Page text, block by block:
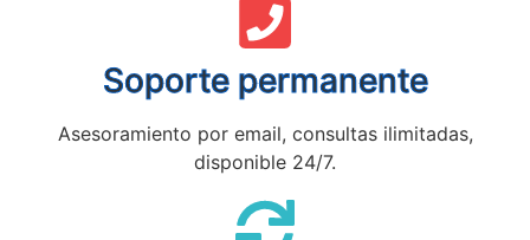
Soporte permanente
Asesoramiento por email, consultas ilimitadas,
disponible 24/7.